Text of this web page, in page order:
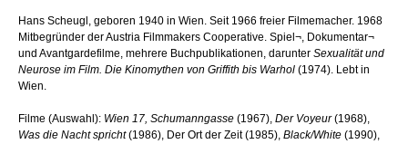
Hans Scheugl, geboren 1940 in Wien. Seit 1966 freier Filmemacher. 1968
Mitbegründer der Austria Filmmakers Cooperative. Spiel¬, Dokumentar¬
und Avantgardefilme, mehrere Buchpublikationen, darunter Sexualität und
Neurose im Film. Die Kinomythen von Griffith bis Warhol (1974). Lebt in
Wien.
Filme (Auswahl): Wien 17, Schumanngasse (1967), Der Voyeur(1968),
Was die Nacht spricht(1986), Der Ort der Zeit (1985), Black/White (1990),